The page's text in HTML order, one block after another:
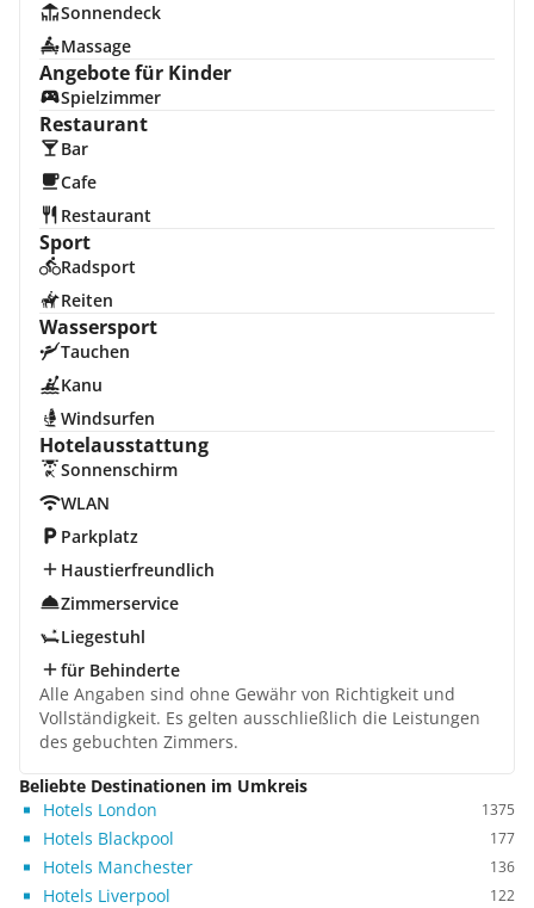
Sonnendeck
Massage
Angebote für Kinder
Spielzimmer
Restaurant
Bar
Cafe
Restaurant
Sport
Radsport
Reiten
Wassersport
Tauchen
Kanu
Windsurfen
Hotelausstattung
Sonnenschirm
WLAN
Parkplatz
Haustierfreundlich
Zimmerservice
Liegestuhl
für Behinderte
Alle Angaben sind ohne Gewähr von Richtigkeit und
Vollständigkeit. Es gelten ausschließlich die Leistungen
des gebuchten Zimmers.
Beliebte Destinationen im Umkreis
Hotels London
1375
Hotels Blackpool 177
Hotels Manchester 136
Hotels Liverpool 122